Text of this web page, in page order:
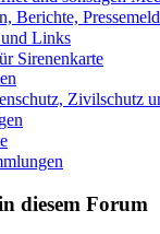
Berichte,
Links
Sirenenkarte
Zivilschutz
diesem Forum